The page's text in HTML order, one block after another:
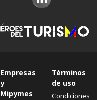
Empresas
y
Mipymes
Términos
de uso
Condiciones